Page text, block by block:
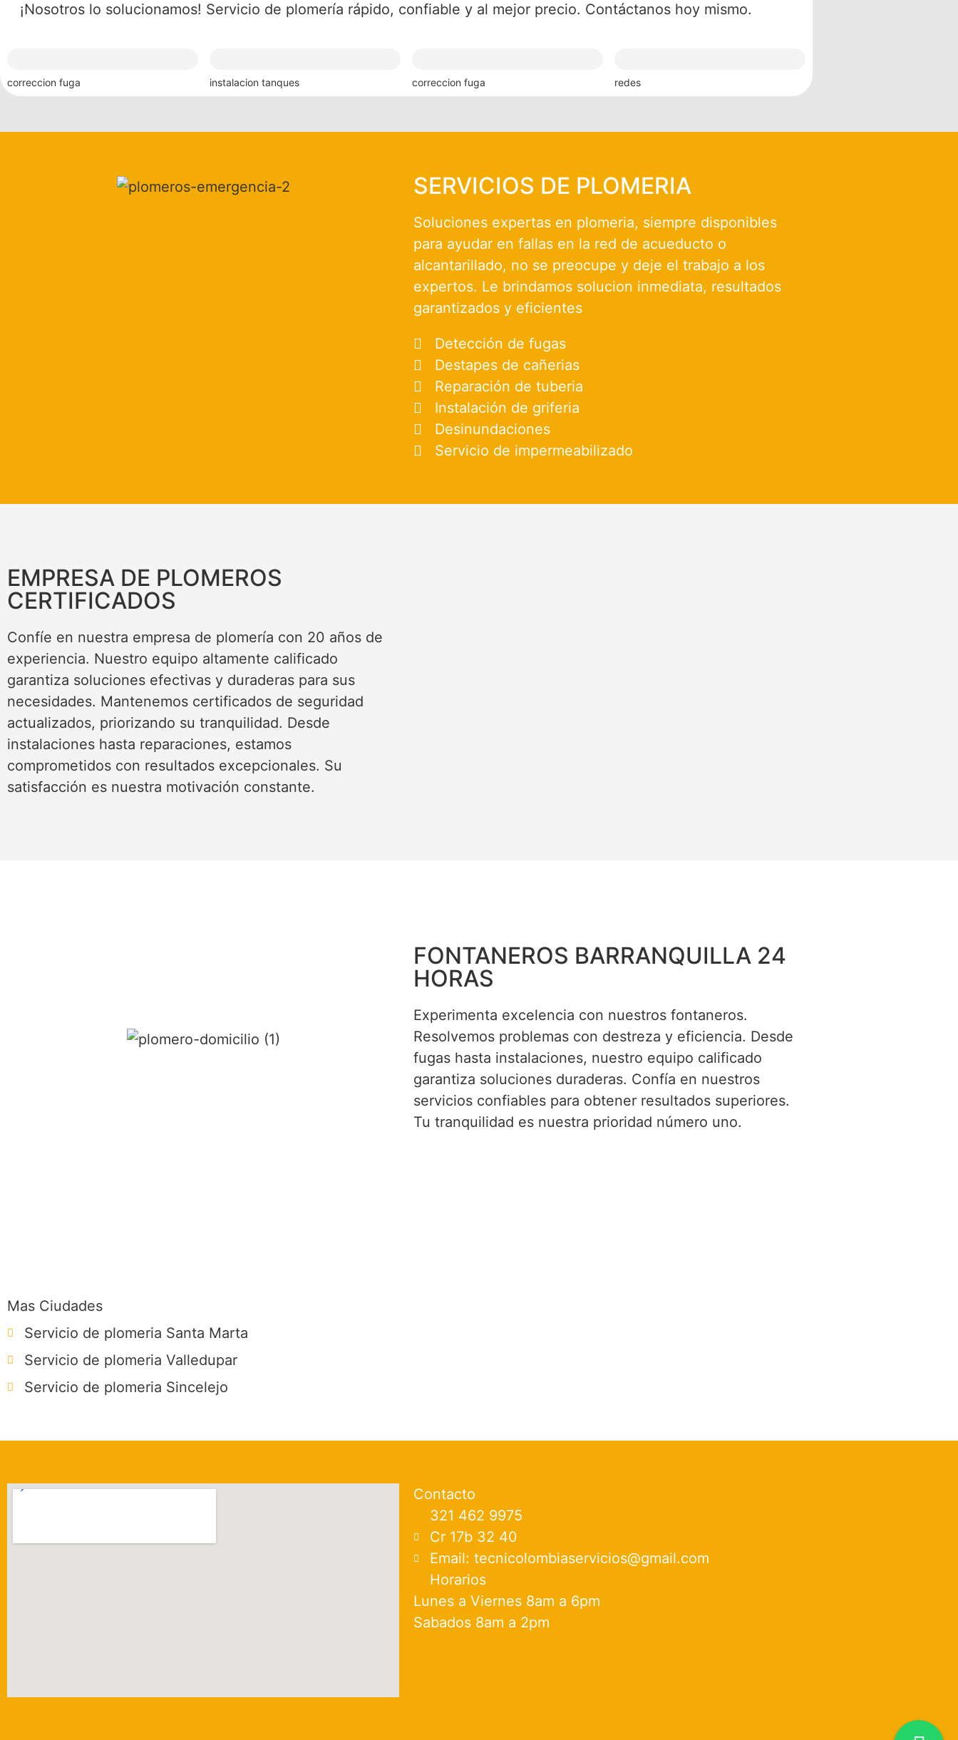
¡Nosotros lo solucionamos! Servicio de plomería rápido, confiable y al mejor precio. Contáctanos hoy mismo.
correccion fuga instalacion tanques correccion fuga redes
SERVICIOS DE PLOMERIA
Soluciones expertas en plomeria, siempre disponibles
para ayudar en fallas en la red de acueducto o
alcantarillado, no se preocupe y deje el trabajo a los
expertos. Le brindamos solucion inmediata, resultados
garantizados y eficientes
Detección de fugas
Destapes de cañerias
Reparación de tuberia
Instalación de griferia
Desinundaciones
Servicio de impermeabilizado
EMPRESA DE PLOMEROS
CERTIFICADOS
Confíe en nuestra empresa de plomería con 20 años de
experiencia. Nuestro equipo altamente calificado
garantiza soluciones efectivas y duraderas para sus
necesidades. Mantenemos certificados de seguridad
actualizados, priorizando su tranquilidad. Desde
instalaciones hasta reparaciones, estamos
comprometidos con resultados excepcionales. Su
satisfacción es nuestra motivación constante.
FONTANEROS BARRANQUILLA 24
HORAS
Experimenta excelencia con nuestros fontaneros.
Resolvemos problemas con destreza y eficiencia. Desde
fugas hasta instalaciones, nuestro equipo calificado
garantiza soluciones duraderas. Confía en nuestros
servicios confiables para obtener resultados superiores.
Tu tranquilidad es nuestra prioridad número uno.
Mas Ciudades
Servicio de plomeria Santa Marta
Servicio de plomeria Valledupar
Servicio de plomeria Sincelejo
Contacto
321 462 9975
Cr 17b 32 40
Email: tecnicolombiaservicios@gmail.com
Horarios
Lunes a Viernes 8am a 6pm
Sabados 8am a 2pm